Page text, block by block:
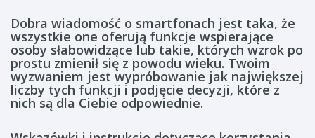
Dobra wiadomość o smartfonach jest taka, że
wszystkie one oferują funkcje wspierające
osoby słabowidzące lub takie, których wzrok po
prostu zmienił się z powodu wieku. Twoim
wyzwaniem jest wypróbowanie jak największej
liczby tych funkcji i podjęcie decyzji, które z
nich są dla Ciebie odpowiednie.